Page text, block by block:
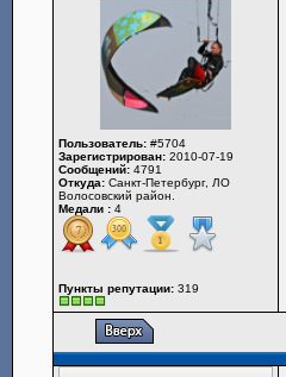
Пользователь: #5704
Зарегистрирован: 2010-07-19
Сообщений: 4791
Откуда: Санкт-Петербург, ЛО
Волосовский район.
Медали : 4
Пункты репутации: 319